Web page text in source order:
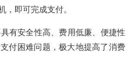
，即可完成支付。
有安全性高、费用低廉、便捷性
付困难问题，极大地提高了消费